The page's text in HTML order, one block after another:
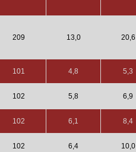
209 13,0 20,6
101 4,8 5,3
102 5,8 6,9
102 6,1 8,4
102 6,4 10,0